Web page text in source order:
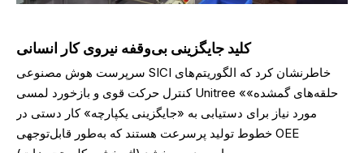
کلید جایگزینی بی‌وقفه نیروی کار انسانی
سرپرست هوش مصنوعی SICI خاطرنشان کرد که الگوریتم‌های
کنترل حرکت قوی و بازخورد لمسی Unitree «حلقه‌های گمشده»
مورد نیاز برای دستیابی به «جایگزینی یکپارچه» کار دستی در
خطوط تولید پرسرعت هستند که به‌طور قابل‌توجهی OEE